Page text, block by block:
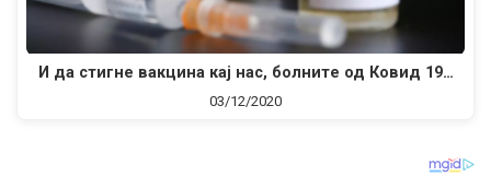
И да стигне вакцина кај нас, болните од Ковид 19…
03/12/2020